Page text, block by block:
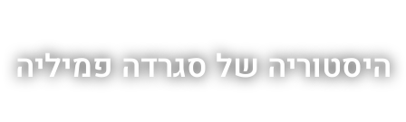
היסטוריה של סגרדה פמיליה